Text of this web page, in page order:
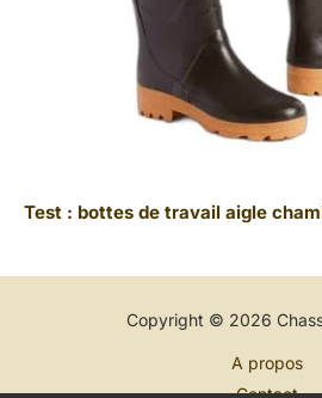
Test : bottes de travail aigle
Copyright © 2026
A propos